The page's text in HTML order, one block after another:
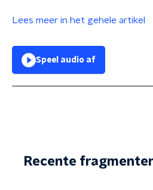
Lees meer in het gehele artikel
Speel audio af
Recente